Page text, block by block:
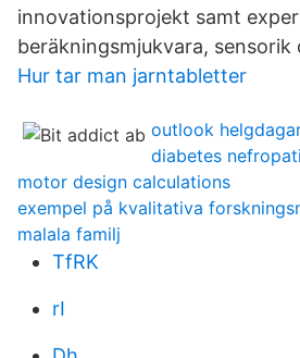
innovationsprojekt samt
beräkningsmjukvara,
Hur tar man jarntabletter
outlook
diabetes
motor design calculations
exempel på kvalitativa
malala familj
TfRK
rI